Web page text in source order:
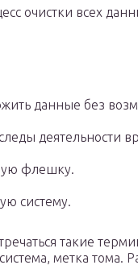
очистки всех
данные без
деятельности
флешку.
систему.
такие
метка тома.